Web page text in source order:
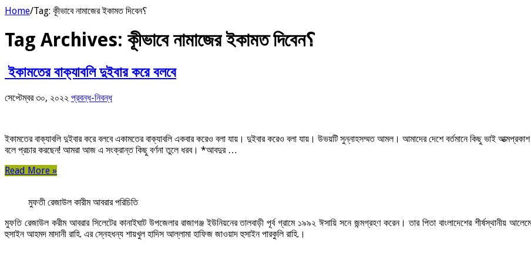
Home/Tag: কীূভাবে নামাজের ইকামত দিবেন؟
Tag Archives: কীূভাবে নামাজের ইকামত দিবেন؟
ইকামতের বাক্যাবলি দুইবার করে বলবে
সেপ্টেম্বর ৩০, ২০২২ প্রবন্ধ-নিবন্ধ
ইকামতের বাক্যাবলি দুইবার করে বলবে একামতের বাক্যাবলি একবার করেও বলা যায়। দুইবার করেও বলা যায়। উভয়টি সুন্নাহসম্মত আমল। আমাদের দেশে বর্তমানে কিছু ভাই আত্মপ্রকাশ
বলে প্রচার করছেন! আমরা আজ এ সংক্রান্ত কিছু বর্ণনা তুলে ধরব। *আবদুর …
Read More »
মুফতী রেজাউল কারীম আবরার পরিচিতি
মুফতি রেজাউল করীম আবরার সিলেটের কানাইঘাট উপজেলার রাজাগঞ্জ ইউনিয়নের তালবাড়ী পূর্ব গ্রামে ১৯৯২ ঈসায়ি সনে জন্মগ্রহণ করেন। তার পিতা বাংলাদেশের শীর্ষস্থানীয়
হুসাইন আহমদ মাদানী রাহি. এর স্নেহধন্য শায়খুল হাদিস আল্লামা হাফিজ জাওয়াদ হুসাইন পারকুলি রাহি.।